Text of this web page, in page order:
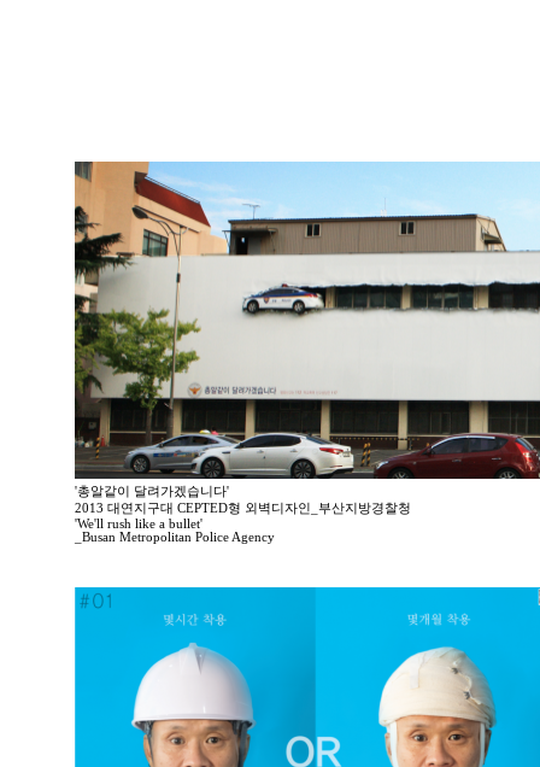
'총알같이 달려가겠습니다'
2013 대연지구대 CEPTED형 외벽디자인_부산지방경찰청
'We'll rush like a bullet'
_Busan Metropolitan Police Agency